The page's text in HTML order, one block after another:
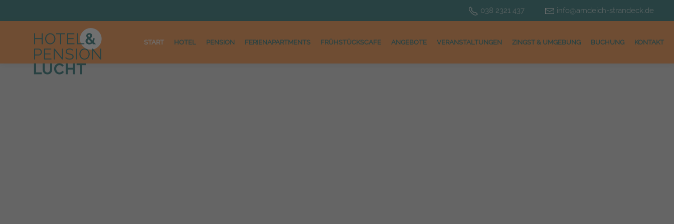
038 2321 437 info@amdeich-strandeck.de
START HOTEL PENSION FERIENAPARTMENTS FRÜHSTÜCKSCAFE ANGEBOTE VERANSTALTUNGEN ZINGST & UMGEBUNG BUCHUNG KONTAKT